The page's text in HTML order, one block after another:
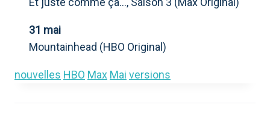
31 mai
Mountainhead (HBO Original)
nouvelles HBO Max Mai versions